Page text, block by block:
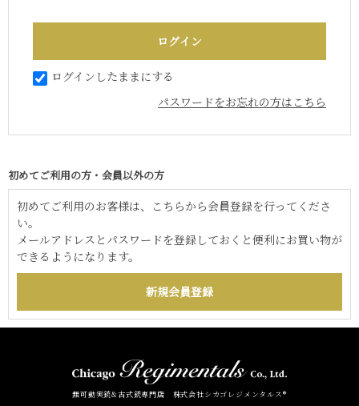
ログインしたままにする
パスワードをお忘れの方はこちら
初めてご利用の方・会員以外の方
初めてご利用のお客様は、こちらから会員登録を行ってくださ
い。
メールアドレスとパスワードを登録しておくと便利にお買い物が
できるようになります。
無可動実銃&古式銃専門店 株式会社シカゴレジメンタルス®